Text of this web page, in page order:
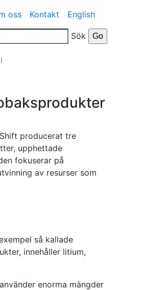
oss Kontakt English
Sök
producerat tre
upphettade
fokuserar på
av resurser som
så kallade
innehåller litium,
enorma mängder